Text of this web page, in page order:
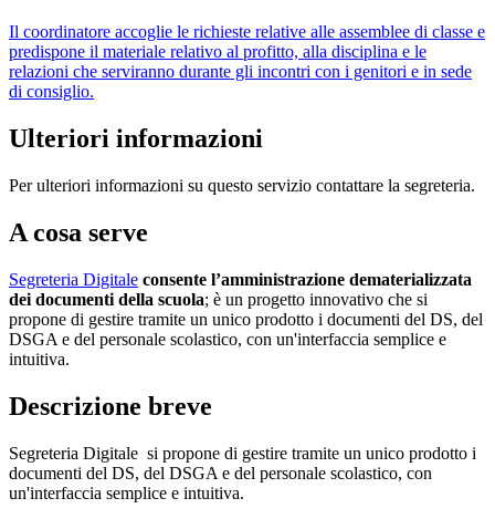
Il coordinatore accoglie le richieste relative alle assemblee di classe e
predispone il materiale relativo al profitto, alla disciplina e le
relazioni che serviranno durante gli incontri con i genitori e in sede
di consiglio.
Ulteriori informazioni
Per ulteriori informazioni su questo servizio contattare la segreteria.
A cosa serve
Segreteria Digitale consente l’amministrazione dematerializzata
dei documenti della scuola; è un progetto innovativo che si
propone di gestire tramite un unico prodotto i documenti del DS, del
DSGA e del personale scolastico, con un'interfaccia semplice e
intuitiva.
Descrizione breve
Segreteria Digitale si propone di gestire tramite un unico prodotto i
documenti del DS, del DSGA e del personale scolastico, con
un'interfaccia semplice e intuitiva.